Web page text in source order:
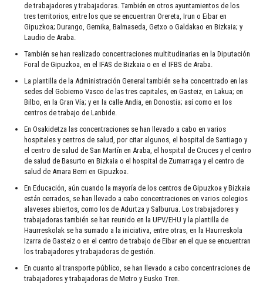
de trabajadores y trabajadoras. También en otros ayuntamientos de los
tres territorios, entre los que se encuentran Orereta, Irun o Eibar en
Gipuzkoa; Durango, Gernika, Balmaseda, Getxo o Galdakao en Bizkaia; y
Laudio de Araba.
También se han realizado concentraciones multitudinarias en la Diputación
Foral de Gipuzkoa, en el IFAS de Bizkaia o en el IFBS de Araba.
La plantilla de la Administración General también se ha concentrado en las
sedes del Gobierno Vasco de las tres capitales, en Gasteiz, en Lakua; en
Bilbo, en la Gran Vía; y en la calle Andia, en Donostia; así como en los
centros de trabajo de Lanbide.
En Osakidetza las concentraciones se han llevado a cabo en varios
hospitales y centros de salud, por citar algunos, el hospital de Santiago y
el centro de salud de San Martín en Araba, el hospital de Cruces y el centro
de salud de Basurto en Bizkaia o el hospital de Zumarraga y el centro de
salud de Amara Berri en Gipuzkoa.
En Educación, aún cuando la mayoría de los centros de Gipuzkoa y Bizkaia
están cerrados, se han llevado a cabo concentraciones en varios colegios
alaveses abiertos, como los de Adurtza y Salburua. Los trabajadores y
trabajadoras también se han reunido en la UPV/EHU y la plantilla de
Haurreskolak se ha sumado a la iniciativa, entre otras, en la Haurreskola
Izarra de Gasteiz o en el centro de trabajo de Eibar en el que se encuentran
los trabajadores y trabajadoras de gestión.
En cuanto al transporte público, se han llevado a cabo concentraciones de
trabajadores y trabajadoras de Metro y Eusko Tren.